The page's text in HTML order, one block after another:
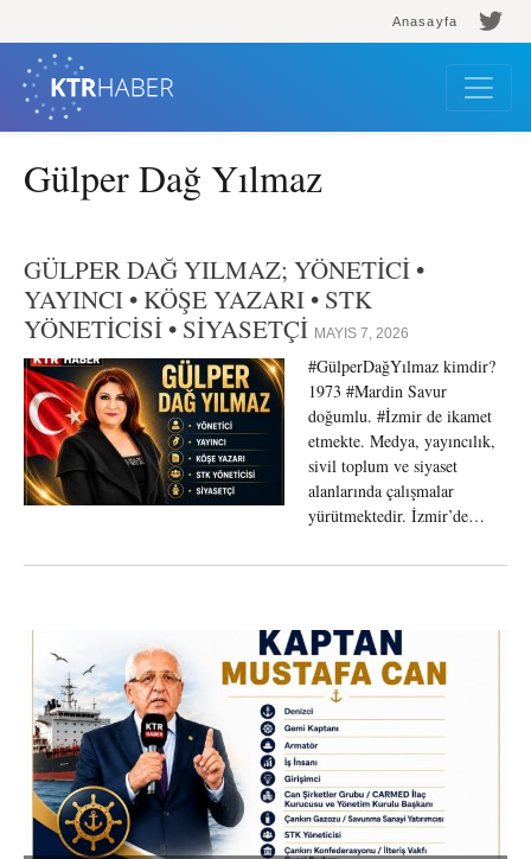
Anasayfa
Gülper Dağ Yılmaz
GÜLPER DAĞ YILMAZ; YÖNETİCİ •
YAYINCI • KÖŞE YAZARI • STK
YÖNETİCİSİ • SİYASETÇİ MAYIS 7, 2026
#GülperDağYılmaz kimdir?
1973 #Mardin Savur
doğumlu. #İzmir de ikamet
etmekte. Medya, yayıncılık,
sivil toplum ve siyaset
alanlarında çalışmalar
yürütmektedir. İzmir’de…